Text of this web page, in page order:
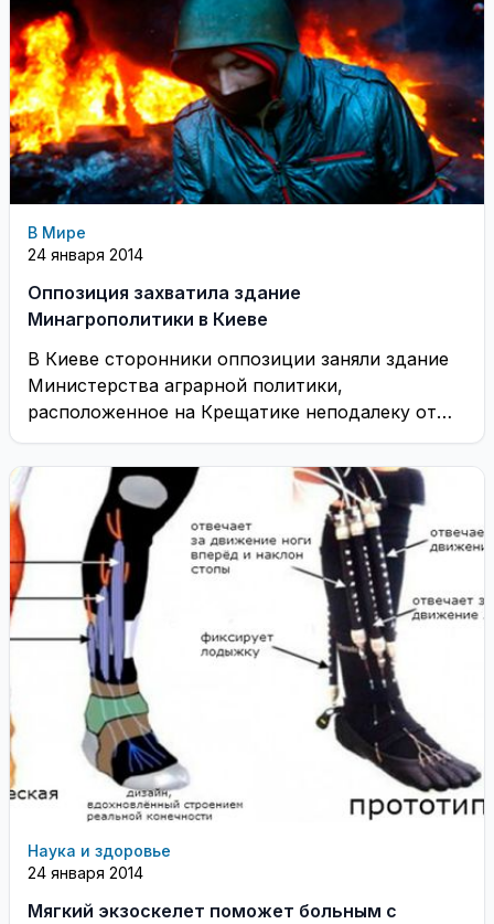
В Мире
24 января 2014
Оппозиция захватила здание
Минагрополитики в Киеве
В Киеве сторонники оппозиции заняли здание
Министерства аграрной политики,
расположенное на Крещатике неподалеку от
Майдана Незалежности. Об этом сообщает
«ЛiгаБiзнесIнформ». ...
Наука и здоровье
24 января 2014
Мягкий экзоскелет поможет больным с